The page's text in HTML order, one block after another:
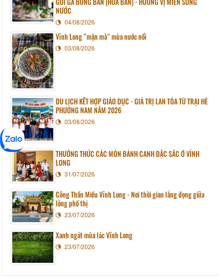
NƯỚC
04/08/2026
Vĩnh Long “mặn mà” mùa nước nổi
03/08/2026
DU LỊCH KẾT HỢP GIÁO DỤC - GIÁ TRỊ LAN TỎA TỪ TRẠI HÈ
PHƯƠNG NAM NĂM 2026
03/08/2026
THƯỞNG THỨC CÁC MÓN BÁNH CANH ĐẶC SẮC Ở VĨNH
LONG
31/07/2026
Công Thần Miếu Vĩnh Long - Nơi thời gian lắng đọng giữa
lòng phố thị
23/07/2026
Xanh ngát mùa lác Vĩnh Long
23/07/2026